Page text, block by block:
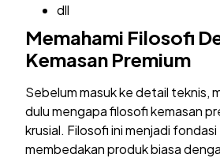
dll
Memahami Filosofi
Kemasan Premium
Sebelum masuk ke detail teknis,
dulu mengapa filosofi kemasan
krusial. Filosofi ini menjadi
membedakan produk biasa